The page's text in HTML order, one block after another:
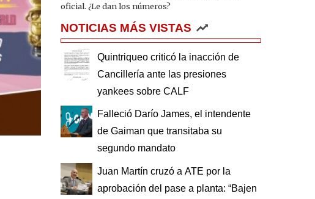
oficial. ¿Le dan los números?
NOTICIAS MÁS VISTAS
Quintriqueo criticó la inacción de
Cancillería ante las presiones
yankees sobre CALF
Falleció Darío James, el intendente
de Gaiman que transitaba su
segundo mandato
Juan Martín cruzó a ATE por la
aprobación del pase a planta: “Bajen